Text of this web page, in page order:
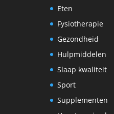
Eten
Fysiotherapie
Gezondheid
Hulpmiddelen
Slaap kwaliteit
Sport
Supplementen